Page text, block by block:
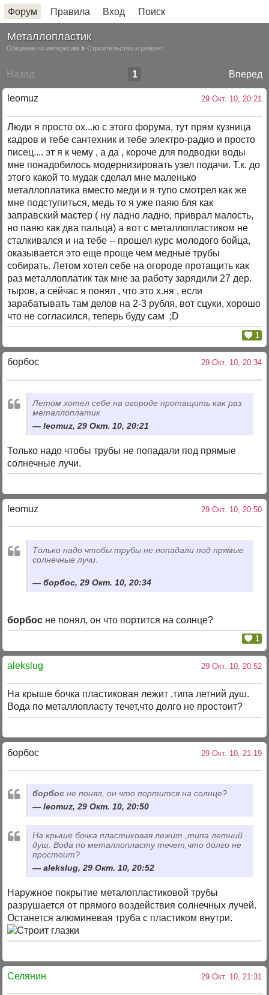
Форум Правила Вход Поиск
Металлопластик
Общение по интересам Строительство и ремонт
Назад Вперед
1
leomuz 29 Окт. 10, 20:21
Люди я просто ох...ю с этого форума, тут прям кузница
кадров и тебе сантехник и тебе электро-радио и просто
писец.... эт я к чему , а да , короче для подводки воды
мне понадобилось модернизировать узел подачи. Т.к. до
этого какой то мудак сделал мне маленько
металлоплатика вместо меди и я тупо смотрел как же
мне подступиться, медь то я уже паяю бля как
заправский мастер ( ну ладно ладно, приврал малость,
но паяю как два пальца) а вот с металлопластиком не
сталкивался и на тебе -- прошел курс молодого бойца,
оказывается это еще проще чем медные трубы
собирать. Летом хотел себе на огороде протащить как
раз металлоплатик так мне за работу зарядили 27 дер.
тыров, а сейчас я понял , что это х.ня , если
зарабатывать там делов на 2-3 рубля, вот сцуки, хорошо
что не согласился, теперь буду сам ;D
1
борбос 29 Окт. 10, 20:34
Летом хотел себе на огороде протащить как раз
металлоплатик
leomuz, 29 Окт. 10, 20:21
Только надо чтобы трубы не попадали под прямые
солнечные лучи.
leomuz 29 Окт. 10, 20:50
Только надо чтобы трубы не попадали под прямые
солнечные лучи.
борбос, 29 Окт. 10, 20:34
борбос не понял, он что портится на солнце?
1
alekslug 29 Окт. 10, 20:52
На крыше бочка пластиковая лежит ,типа летний душ.
Вода по металлопласту течет,что долго не простоит?
борбос 29 Окт. 10, 21:19
борбос не понял, он что портится на солнце?
leomuz, 29 Окт. 10, 20:50
На крыше бочка пластиковая лежит ,типа летний
душ. Вода по металлопласту течет,что долго не
простоит?
alekslug, 29 Окт. 10, 20:52
Наружное покрытие металопластиковой трубы
разрушается от прямого воздействия солнечных лучей.
Останется алюминевая труба с пластиком внутри.
Селянин 29 Окт. 10, 21:31